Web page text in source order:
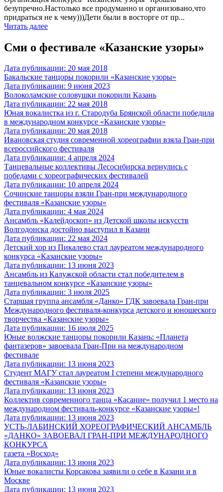
безупречно.Настолько все продуманно и организовано,что
придраться не к чему)))Дети были в восторге от пр...
Читать далее
Сми о фестивале «Казанские узоры»
Дата публикации: 20 мая 2018
Бакальские танцоры покорили «Казанские узоры»
Дата публикации: 9 июня 2023
Волоколамские соловушки покорили Казань
Дата публикации: 22 мая 2018
Юная вокалистка из г. Стародуба Брянской области победила
в международном конкурсе «Казанские узоры»
Дата публикации: 20 мая 2018
Ивановская студия современной хореографии взяла Гран-при
всероссийского фестиваля
Дата публикации: 4 апреля 2024
Танцевальные коллективы Лесосибирска вернулись с
победами с хореографических фестивалей
Дата публикации: 10 апреля 2024
Сочинские танцоры взяли Гран-при международного
фестиваля «Казанские узоры»
Дата публикации: 4 мая 2024
Ансамбль «Калейдоскоп» из Детской школы искусств
Волгодонска достойно выступил в Казани
Дата публикации: 22 мая 2024
Детский хор из Пикалево стал лауреатом международного
конкурса «Казанские узоры»
Дата публикации: 13 июня 2023
Ансамбль из Калужской области стал победителем в
танцевальном конкурсе «Казанские узоры»
Дата публикации: 3 июля 2025
Старшая группа ансамбля «Данко» ГДК завоевала Гран-при
Международного фестиваля-конкурса детского и юношеского
творчества «Казанские узоры»
Дата публикации: 16 июля 2025
Юные волжские танцоры покорили Казань: «Планета
фантазеров» завоевала Гран-При на международном
фестивале
Дата публикации: 13 июня 2023
Студент МАГУ стал лауреатом I степени международного
фестиваля «Казанские узоры»
Дата публикации: 13 июня 2023
Коллектив современного танца «Касание» получил 1 место на
международном фестиваль-конкурсе «Казанские узоры»!
Дата публикации: 13 июня 2023
УСТЬ-ЛАБИНСКИЙ ХОРЕОГРАФИЧЕСКИЙ АНСАМБЛЬ
«ДАНКО» ЗАВОЕВАЛ ГРАН-ПРИ МЕЖДУНАРОДНОГО
КОНКУРСА
газета «Восход»
Дата публикации: 13 июня 2023
Юные вокалисты Корсакова заявили о себе в Казани и в
Москве
Дата публикации: 13 июня 2023